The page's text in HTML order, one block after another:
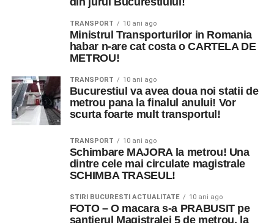
TRANSPORT 10 ani ago
Ministrul Transporturilor in Romania
habar n-are cat costa o CARTELA DE
METROU!
TRANSPORT 10 ani ago
Bucurestiul va avea doua noi statii de
metrou pana la finalul anului! Vor
scurta foarte mult transportul!
TRANSPORT 10 ani ago
Schimbare MAJORA la metrou! Una
dintre cele mai circulate magistrale
SCHIMBA TRASEUL!
STIRI BUCURESTI ACTUALITATE 10 ani ago
FOTO – O macara s-a PRABUSIT pe
santierul Magistralei 5 de metrou, la